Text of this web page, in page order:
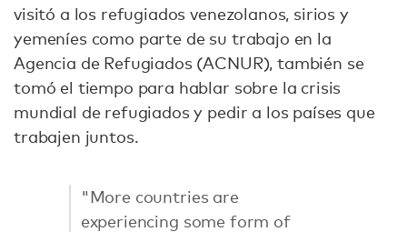
visitó a los refugiados venezolanos, sirios y
yemeníes como parte de su trabajo en la
Agencia de Refugiados (ACNUR), también se
tomó el tiempo para hablar sobre la crisis
mundial de refugiados y pedir a los países que
trabajen juntos.
"More countries are
experiencing some form of